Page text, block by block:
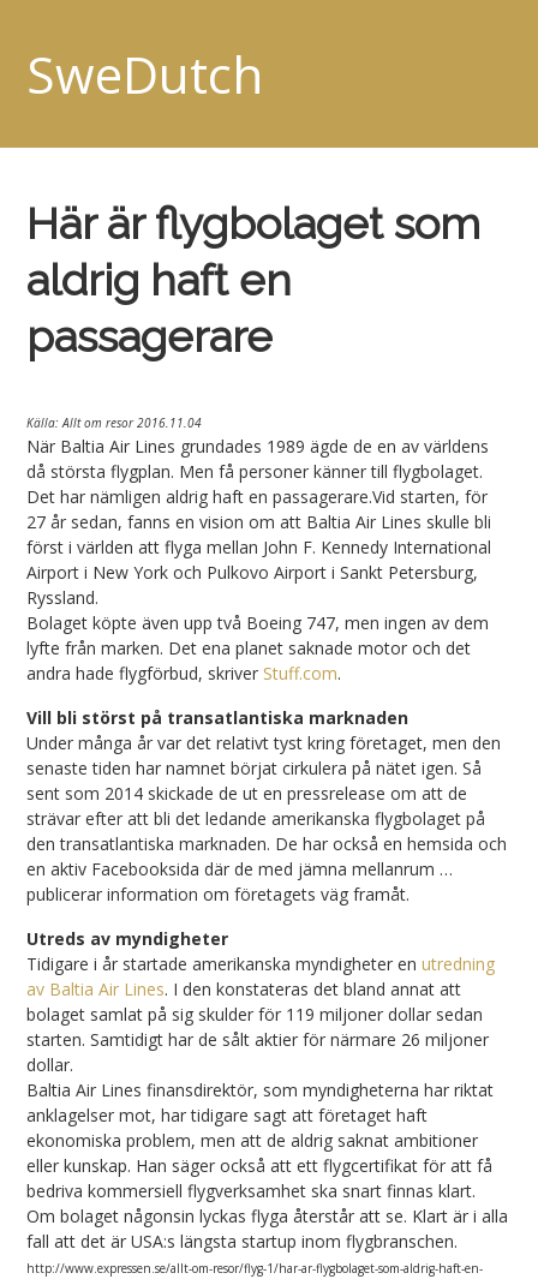
SweDutch
Här är flygbolaget som
aldrig haft en
passagerare
Källa: Allt om resor 2016.11.04
När Baltia Air Lines grundades 1989 ägde de en av världens
då största flygplan. Men få personer känner till flygbolaget.
Det har nämligen aldrig haft en passagerare.Vid starten, för
27 år sedan, fanns en vision om att Baltia Air Lines skulle bli
först i världen att flyga mellan John F. Kennedy International
Airport i New York och Pulkovo Airport i Sankt Petersburg,
Ryssland.
Bolaget köpte även upp två Boeing 747, men ingen av dem
lyfte från marken. Det ena planet saknade motor och det
andra hade flygförbud, skriver Stuff.com.
Vill bli störst på transatlantiska marknaden
Under många år var det relativt tyst kring företaget, men den
senaste tiden har namnet börjat cirkulera på nätet igen. Så
sent som 2014 skickade de ut en pressrelease om att de
strävar efter att bli det ledande amerikanska flygbolaget på
den transatlantiska marknaden. De har också en hemsida och
en aktiv Facebooksida där de med jämna mellanrum …
publicerar information om företagets väg framåt.
Utreds av myndigheter
Tidigare i år startade amerikanska myndigheter enutredning
av Baltia Air Lines. I den konstateras det bland annat att
bolaget samlat på sig skulder för 119 miljoner dollar sedan
starten. Samtidigt har de sålt aktier för närmare 26 miljoner
dollar.
Baltia Air Lines finansdirektör, som myndigheterna har riktat
anklagelser mot, har tidigare sagt att företaget haft
ekonomiska problem, men att de aldrig saknat ambitioner
eller kunskap. Han säger också att ett flygcertifikat för att få
bedriva kommersiell flygverksamhet ska snart finnas klart.
Om bolaget någonsin lyckas flyga återstår att se. Klart är i alla
fall att det är USA:s längsta startup inom flygbranschen.
http://www.expressen.se/allt-om-resor/flyg-1/har-ar-flygbolaget-som-aldrig-haft-en-